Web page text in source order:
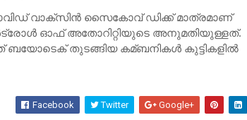
വാ​​ക്​​​സി​​ന്‍ സൈ​​കോ​​വ്​ ഡി​​ക്ക്​ മാ​​ത്ര​​മാ​​ണ്​
ഓ​​ഫ്​ അ​​തോ​​റി​​റ്റി​​യു​​ടെ അ​​നു​​മ​​തി​​യു​​ള്ള​​ത്.
തു​​ട​​ങ്ങി​​യ ക​​മ്ബ​​നി​​ക​​ള്‍ കു​​ട്ടി​​ക​​ളി​​ല്‍
Facebook Twitter Google+